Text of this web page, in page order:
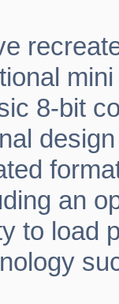
8-bit
an
to load